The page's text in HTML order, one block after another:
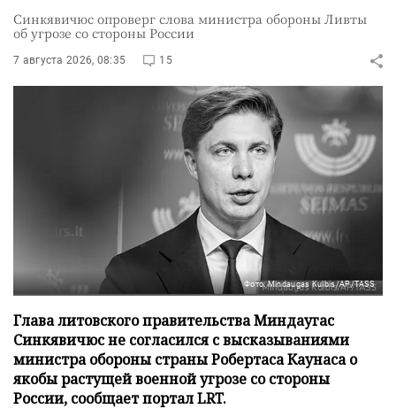
Синкявичюс опроверг слова министра обороны Ливты
об угрозе со стороны России
7 августа 2026, 08:35 15
Фото: Mindaugas Kulbis/AP/TASS
Глава литовского правительства Миндаугас
Синкявичюс не согласился с высказываниями
министра обороны страны Робертаса Каунаса о
якобы растущей военной угрозе со стороны
России, сообщает портал LRT.